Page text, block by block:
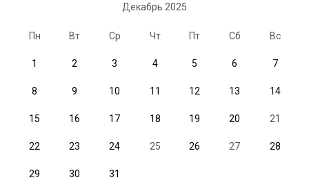
Декабрь 2025
Пн Вт Ср Чт Пт Сб Вс
1 2 3 4 5 6 7
8 9 10 11 12 13 14
15 16 17 18 19 20 21
22 23 24 25 26 27 28
29 30
31